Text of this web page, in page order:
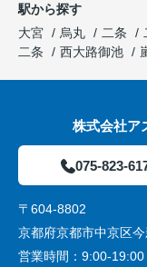
駅から探す
大宮
烏丸 二条
二条
西大路御池
株式会社ア
075-823-
〒604-8802
京都府京都市中京区
営業時間： 9:00-19:00